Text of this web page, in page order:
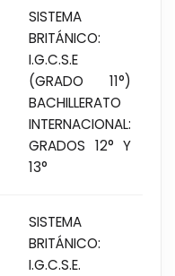
SISTEMA
BRITÁNICO:
I.G.C.S.E
(GRADO 11°)
BACHILLERATO
INTERNACIONAL:
GRADOS 12° Y
13°
SISTEMA
BRITÁNICO:
I.G.C.S.E.